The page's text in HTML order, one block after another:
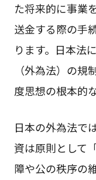
た将来的に事業
送金する際の手
ります。日本法
（外為法）の
度思想の根本的
日本の外為法で
資は原則として
障や公の秩序の